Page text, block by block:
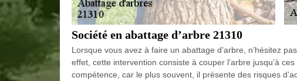
Société en abattage d’arbre 21310
Lorsque vous avez à faire un abattage d’arbre, n’hésitez
effet, cette intervention consiste à couper l’arbre jusqu’à
compétence, car le plus souvent, il présente des risques